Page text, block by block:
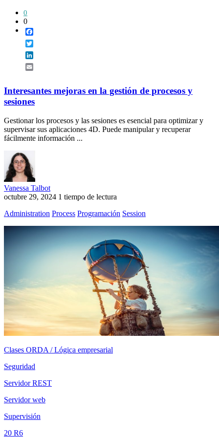
0
0
Interesantes mejoras en la gestión de procesos y
sesiones
Gestionar los procesos y las sesiones es esencial para optimizar y
supervisar sus aplicaciones 4D. Puede manipular y recuperar
fácilmente información ...
Vanessa Talbot
octubre 29, 2024 1 tiempo de lectura
Administration Process Programación Session
Clases ORDA / Lógica empresarial
Seguridad
Servidor REST
Servidor web
Supervisión
20 R6